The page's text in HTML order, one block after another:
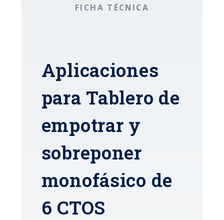
FICHA TÉCNICA
Aplicaciones
para Tablero de
empotrar y
sobreponer
monofásico de
6 CTOS